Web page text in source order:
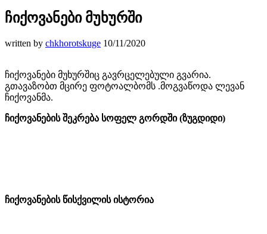
ჩიქოვანები მუხურში
written by chkhorotskuge 10/11/2020
ჩიქოვანები მუხურშიც გავრცელებული გვარია.
გთავაზობთ მცირე ფოტოალბომს .მოგვაწოდა ლევან
ჩიქოვანმა.
ჩიქოვანების შეკრება სოფელ გორდში (ზუგდიდი)
ჩიქოვანების წისქვილის ისტორია